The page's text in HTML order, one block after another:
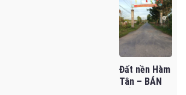
GIÁ MỀM CHỈ
1,25 TỶ
Đất nền Hàm
Tân – BÁN